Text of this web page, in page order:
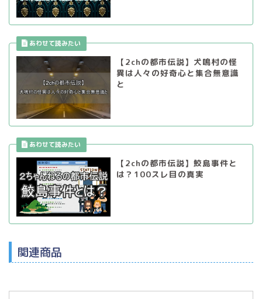
【2chの都市伝説】犬鳴村の怪
異は人々の好奇心と集合無意識
と
【2chの都市伝説】鮫島事件と
は？100スレ目の真実
関連商品